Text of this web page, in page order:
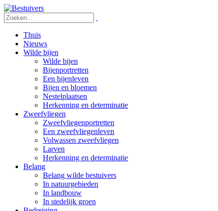
Thuis
Nieuws
Wilde bijen
Wilde bijen
Bijenportretten
Een bijenleven
Bijen en bloemen
Nestelplaatsen
Herkenning en determinatie
Zweefvliegen
Zweefvliegenportretten
Een zweefvliegenleven
Volwassen zweefvliegen
Larven
Herkenning en determinatie
Belang
Belang wilde bestuivers
In natuurgebieden
In landbouw
In stedelijk groen